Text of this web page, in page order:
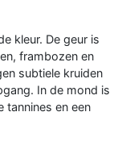
kleur. De geur is
frambozen en
subtiele kruiden
In de mond is
tannines en een